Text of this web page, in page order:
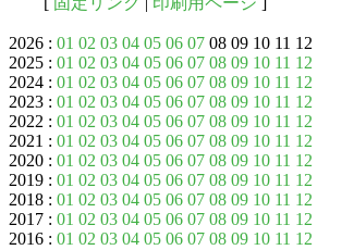
2026 : 01 02 03 04 05 06 07 08 09 10 11 12
2025 : 01 02 03 04 05 06 07 08 09 10 11 12
2024 : 01 02 03 04 05 06 07 08 09 10 11 12
2023 : 01 02 03 04 05 06 07 08 09 10 11 12
2022 : 01 02 03 04 05 06 07 08 09 10 11 12
2021 : 01 02 03 04 05 06 07 08 09 10 11 12
2020 : 01 02 03 04 05 06 07 08 09 10 11 12
2019 : 01 02 03 04 05 06 07 08 09 10 11 12
2018 : 01 02 03 04 05 06 07 08 09 10 11 12
2017 : 01 02 03 04 05 06 07 08 09 10 11 12
2016 : 01 02 03 04 05 06 07 08 09 10 11 12